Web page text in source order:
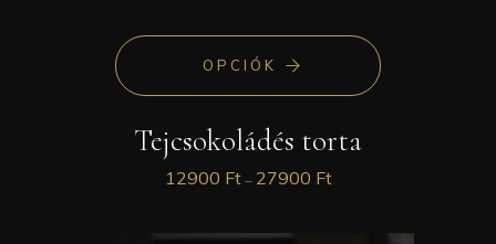
OPCIÓK
Tejcsokoládés torta
12900 Ft – 27900 Ft